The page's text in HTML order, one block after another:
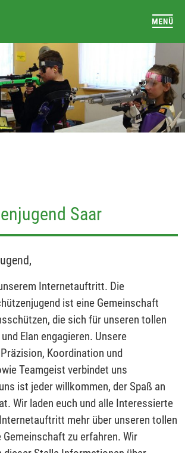
Saar
Internetauftritt. Die
ist eine Gemeinschaft
die sich für unseren tollen
Elan engagieren. Unsere
Koordination und
Teamgeist verbindet uns
ist jeder willkommen, der Spaß an
Wir laden euch und alle Interessierte
mehr über unseren tollen
zu erfahren. Wir